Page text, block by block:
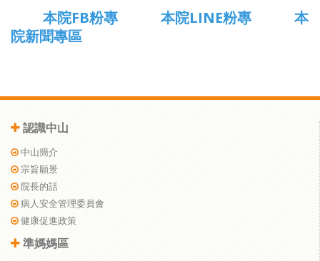
本院FB粉專 本院LINE粉專
本
院新聞專區
認識中山
中山簡介
宗旨願景
院長的話
病人安全管理委員會
健康促進政策
準媽媽區